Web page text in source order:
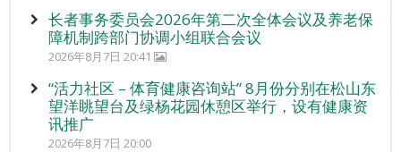
长者事务委员会2026年第二次全体会议及养老保
障机制跨部门协调小组联合会议
2026年8月7日 20:41
“活力社区 – 体育健康咨询站” 8月份分别在松山东
望洋眺望台及绿杨花园休憩区举行，设有健康资
讯推广
2026年8月7日 20:00